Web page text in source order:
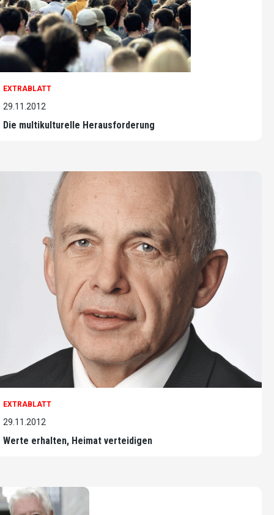
EXTRABLATT
29.11.2012
Die multikulturelle Herausforderung
EXTRABLATT
29.11.2012
Werte erhalten, Heimat verteidigen